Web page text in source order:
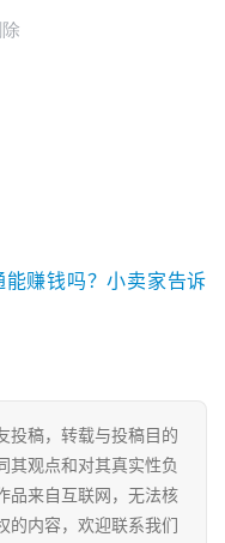
投稿，转载与投稿目的
其观点和对其真实性负
品来自互联网，无法核
的内容，欢迎联系我们